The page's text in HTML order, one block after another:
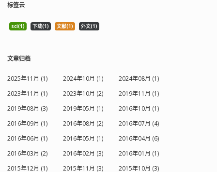
标签云
sci(1) 下载(1) 文献(1) 外文(1)
文章归档
2025年11月 (1) 2024年10月 (1)
2024年08月 (1)
2023年11月 (1)
2023年10月 (2)
2019年11月 (1)
2019年08月 (3)
2019年05月 (1)
2016年10月 (1)
2016年09月 (1)
2016年08月 (2)
2016年07月 (4)
2016年06月 (1)
2016年05月 (1)
2016年04月 (6)
2016年03月 (2)
2016年02月 (3)
2016年01月 (1)
2015年12月 (1)
2015年11月 (3)
2015年10月 (3)